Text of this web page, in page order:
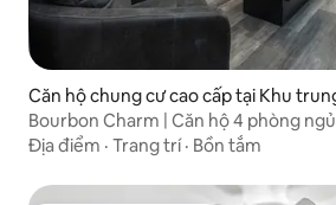
Căn hộ chung cư cao cấp tại Khu
ương mại
Bourbon Charm | Căn hộ 4 phòng
phố
Địa điểm · Trang trí· Bồn tắm